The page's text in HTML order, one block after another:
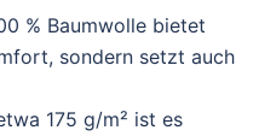
% Baumwolle bietet
sondern setzt auch
175 g/m² ist es